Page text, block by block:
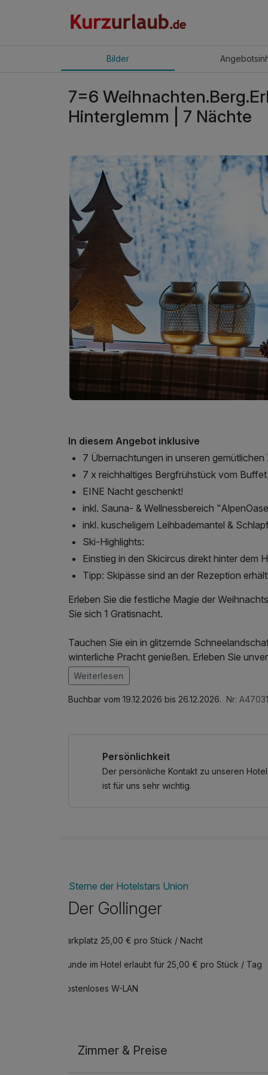
Bilder Angebot
7=6
Hinterglemm | 7 Nächte
In diesem Angebot inklusive
7 Übernachtungen in unseren gemütlichen
7 x reichhaltiges Bergfrühstück vom Buffet
EINE Nacht geschenkt!
inkl. Sauna- & Wellnessbereich
inkl. kuscheligem Leihbademantel &
Ski-Highlights:
Einstieg in den Skicircus direkt hinter dem
Tipp: Skipässe sind an der Rezeption
Erleben Sie die festliche Magie der
Sie sich 1 Gratisnacht.
Tauchen Sie ein in glitzernde
winterliche Pracht genießen. Erleben Sie
Abenteuer im Home of Lässig. Buchen Sie
Weihnachtszeit verzaubern!
- Tageskarten und Skipässe sind bereits am
Sonderaktionen).
- Nachtskilauf und die Benützung der
Im Angebot enthalten
Saunabenutzung, Saunatuch,
Weiterlesen
Buchbar vom 19.12.2026 bis 26.12.2026. Nr:
Persönlichkeit
Der persönliche Kontakt zu unseren
ist für uns sehr wichtig.
Sterne der Hotelstars Union
Der Gollinger
Parkplatz 25,00 € pro Stück / Nacht
Hunde im Hotel erlaubt für 25,00 € pro Stück / Tag
Kostenloses W-LAN
Zimmer & Preise